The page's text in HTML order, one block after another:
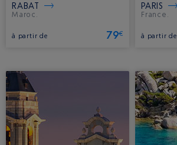
RABAT
Maroc.
à partir de 79€
PARIS
France.
à partir de